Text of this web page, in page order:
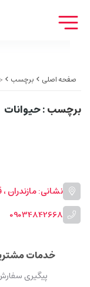
صفحه اصلی برچسب
برچسب: حیوانات
نشانی: مازندران ،
09034842668
خدمات
پیگیری